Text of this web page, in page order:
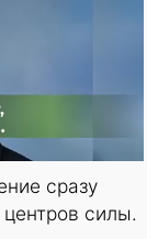
сразу
силы.